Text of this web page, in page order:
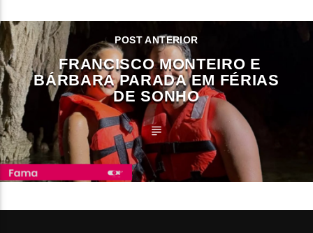
POST ANTERIOR
FRANCISCO MONTEIRO E
BÁRBARA PARADA EM FÉRIAS
DE SONHO